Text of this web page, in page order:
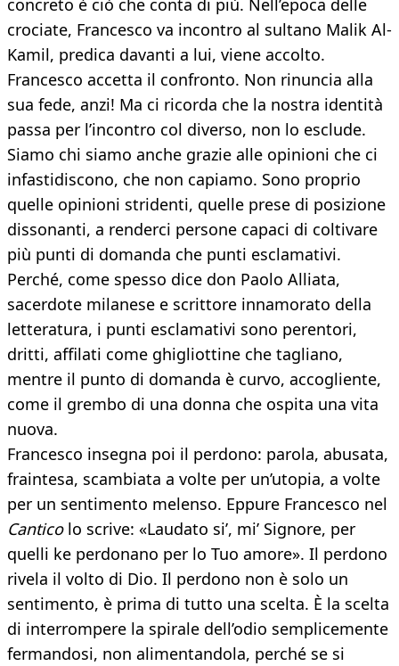
concreto è ciò che conta di più. Nell’epoca delle
crociate, Francesco va incontro al sultano Malik Al-
Kamil, predica davanti a lui, viene accolto.
Francesco accetta il confronto. Non rinuncia alla
sua fede, anzi! Ma ci ricorda che la nostra identità
passa per l’incontro col diverso, non lo esclude.
Siamo chi siamo anche grazie alle opinioni che ci
infastidiscono, che non capiamo. Sono proprio
quelle opinioni stridenti, quelle prese di posizione
dissonanti, a renderci persone capaci di coltivare
più punti di domanda che punti esclamativi.
Perché, come spesso dice don Paolo Alliata,
sacerdote milanese e scrittore innamorato della
letteratura, i punti esclamativi sono perentori,
dritti, affilati come ghigliottine che tagliano,
mentre il punto di domanda è curvo, accogliente,
come il grembo di una donna che ospita una vita
nuova.
Francesco insegna poi il perdono: parola, abusata,
fraintesa, scambiata a volte per un’utopia, a volte
per un sentimento melenso. Eppure Francesco nel
Canticolo scrive: «Laudato si’, mi’ Signore, per
quelli ke perdonano per lo Tuo amore». Il perdono
rivela il volto di Dio. Il perdono non è solo un
sentimento, è prima di tutto una scelta. È la scelta
di interrompere la spirale dell’odio semplicemente
fermandosi, non alimentandola, perché se si